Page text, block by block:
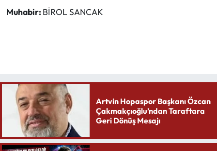
Muhabir: BİROL SANCAK
Artvin Hopaspor Başkanı Özcan
Çakmakçıoğlu’ndan Taraftara
Geri Dönüş Mesajı